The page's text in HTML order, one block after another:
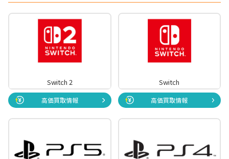
NG/
Switch 2
高価買取情報
Switch
高価買取情報